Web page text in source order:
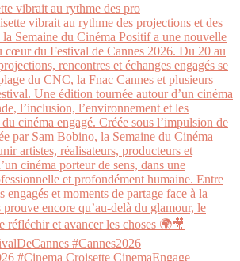
vibrait au rythme des pro